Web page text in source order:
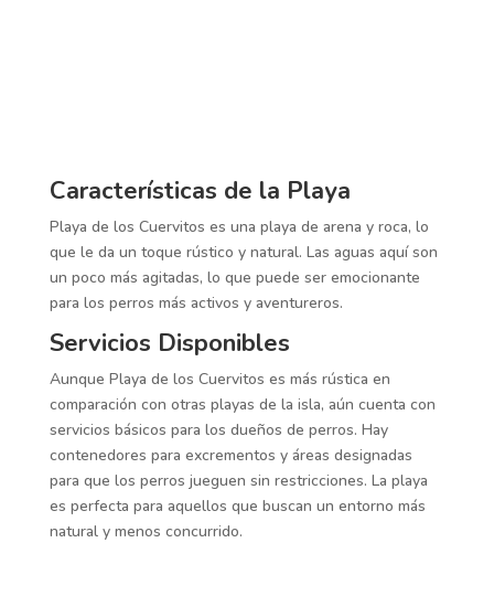
Características de la Playa
Playa de los Cuervitos es una playa de arena y roca, lo
que le da un toque rústico y natural. Las aguas aquí son
un poco más agitadas, lo que puede ser emocionante
para los perros más activos y aventureros.
Servicios Disponibles
Aunque Playa de los Cuervitos es más rústica en
comparación con otras playas de la isla, aún cuenta con
servicios básicos para los dueños de perros. Hay
contenedores para excrementos y áreas designadas
para que los perros jueguen sin restricciones. La playa
es perfecta para aquellos que buscan un entorno más
natural y menos concurrido.